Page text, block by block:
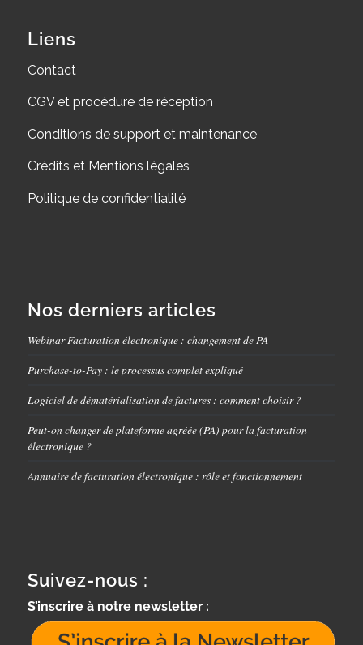
Liens
Contact
CGV et procédure de réception
Conditions de support et maintenance
Crédits et Mentions légales
Politique de confidentialité
Nos derniers articles
Webinar Facturation électronique : changement de PA
Purchase-to-Pay : le processus complet expliqué
Logiciel de dématérialisation de factures : comment choisir ?
Peut-on changer de plateforme agréée (PA) pour la facturation
électronique ?
Annuaire de facturation électronique : rôle et fonctionnement
Suivez-nous :
S’inscrire à notre newsletter :